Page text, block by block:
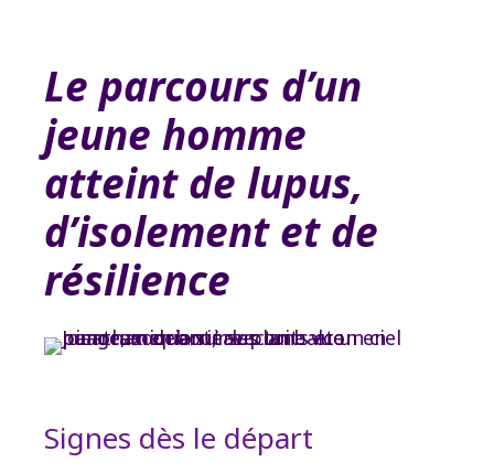
Le parcours d’un
jeune homme
atteint de lupus,
d’isolement et de
résilience
Signes dès le départ